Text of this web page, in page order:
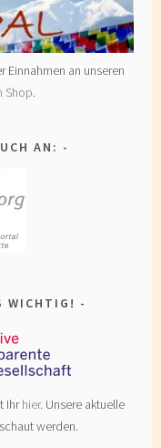
Einnahmen an unseren
Shop.
AN:
WICHTIG!
Ihrhier. Unsere aktuelle
werden.